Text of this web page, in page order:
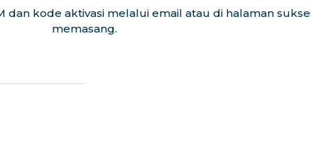
dan kode aktivasi melalui email atau di halaman
memasang.